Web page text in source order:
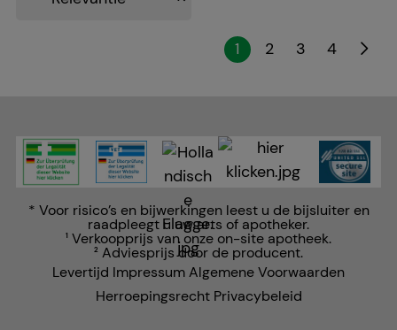
1 2 3 4
* Voor risico’s en bijwerkingen leest u de bijsluiter en
raadpleegt u uw arts of apotheker.
1 Verkoopprijs van onze on-site apotheek.
2 Adviesprijs door de producent.
Levertijd ImpressumAlgemene Voorwaarden
Herroepingsrecht Privacybeleid